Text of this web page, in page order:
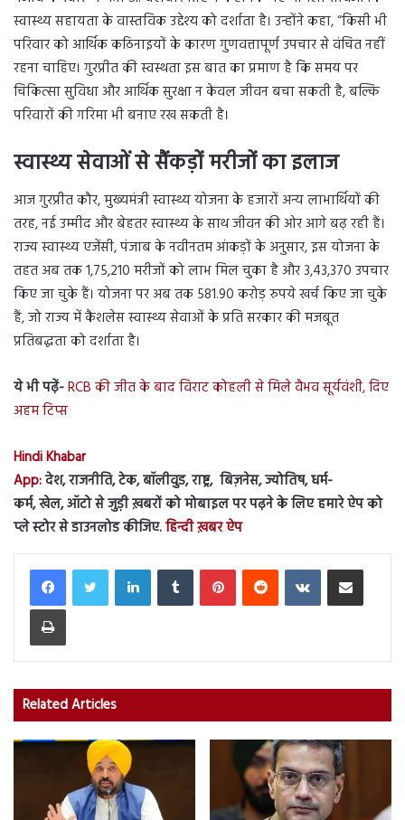
स्वास्थ्य सहायता के वास्तविक उद्देश्य को दर्शाता है। उन्होंने कहा, “किसी भी
परिवार को आर्थिक कठिनाइयों के कारण गुणवत्तापूर्ण उपचार से वंचित नहीं
रहना चाहिए। गुरप्रीत की स्वस्थता इस बात का प्रमाण है कि समय पर
चिकित्सा सुविधा और आर्थिक सुरक्षा न केवल जीवन बचा सकती है, बल्कि
परिवारों की गरिमा भी बनाए रख सकती है।
स्वास्थ्य सेवाओं से सैंकड़ों मरीजों का इलाज
आज गुरप्रीत कौर, मुख्यमंत्री स्वास्थ्य योजना के हजारों अन्य लाभार्थियों की
तरह, नई उम्मीद और बेहतर स्वास्थ्य के साथ जीवन की ओर आगे बढ़ रही हैं।
राज्य स्वास्थ्य एजेंसी, पंजाब के नवीनतम आंकड़ों के अनुसार, इस योजना के
तहत अब तक 1,75,210 मरीजों को लाभ मिल चुका है और 3,43,370 उपचार
किए जा चुके हैं। योजना पर अब तक 581.90 करोड़ रुपये खर्च किए जा चुके
हैं, जो राज्य में कैशलेस स्वास्थ्य सेवाओं के प्रति सरकार की मजबूत
प्रतिबद्धता को दर्शाता है।
ये भी पढ़ें-RCB की जीत के बाद विराट कोहली से मिले वैभव सूर्यवंशी, दिए
अहम टिप्स
Hindi Khabar
App:देश, राजनीति, टेक, बॉलीवुड, राष्ट्र, बिज़नेस, ज्योतिष, धर्म-
कर्म, खेल, ऑटो से जुड़ी ख़बरों को मोबाइल पर पढ़ने के लिए हमारे ऐप को
प्ले स्टोर से डाउनलोड कीजिए.हिन्दी ख़बर ऐप
LinkedInTumblr PinterestReddit VKontakteShare via Email
Print
Related Articles